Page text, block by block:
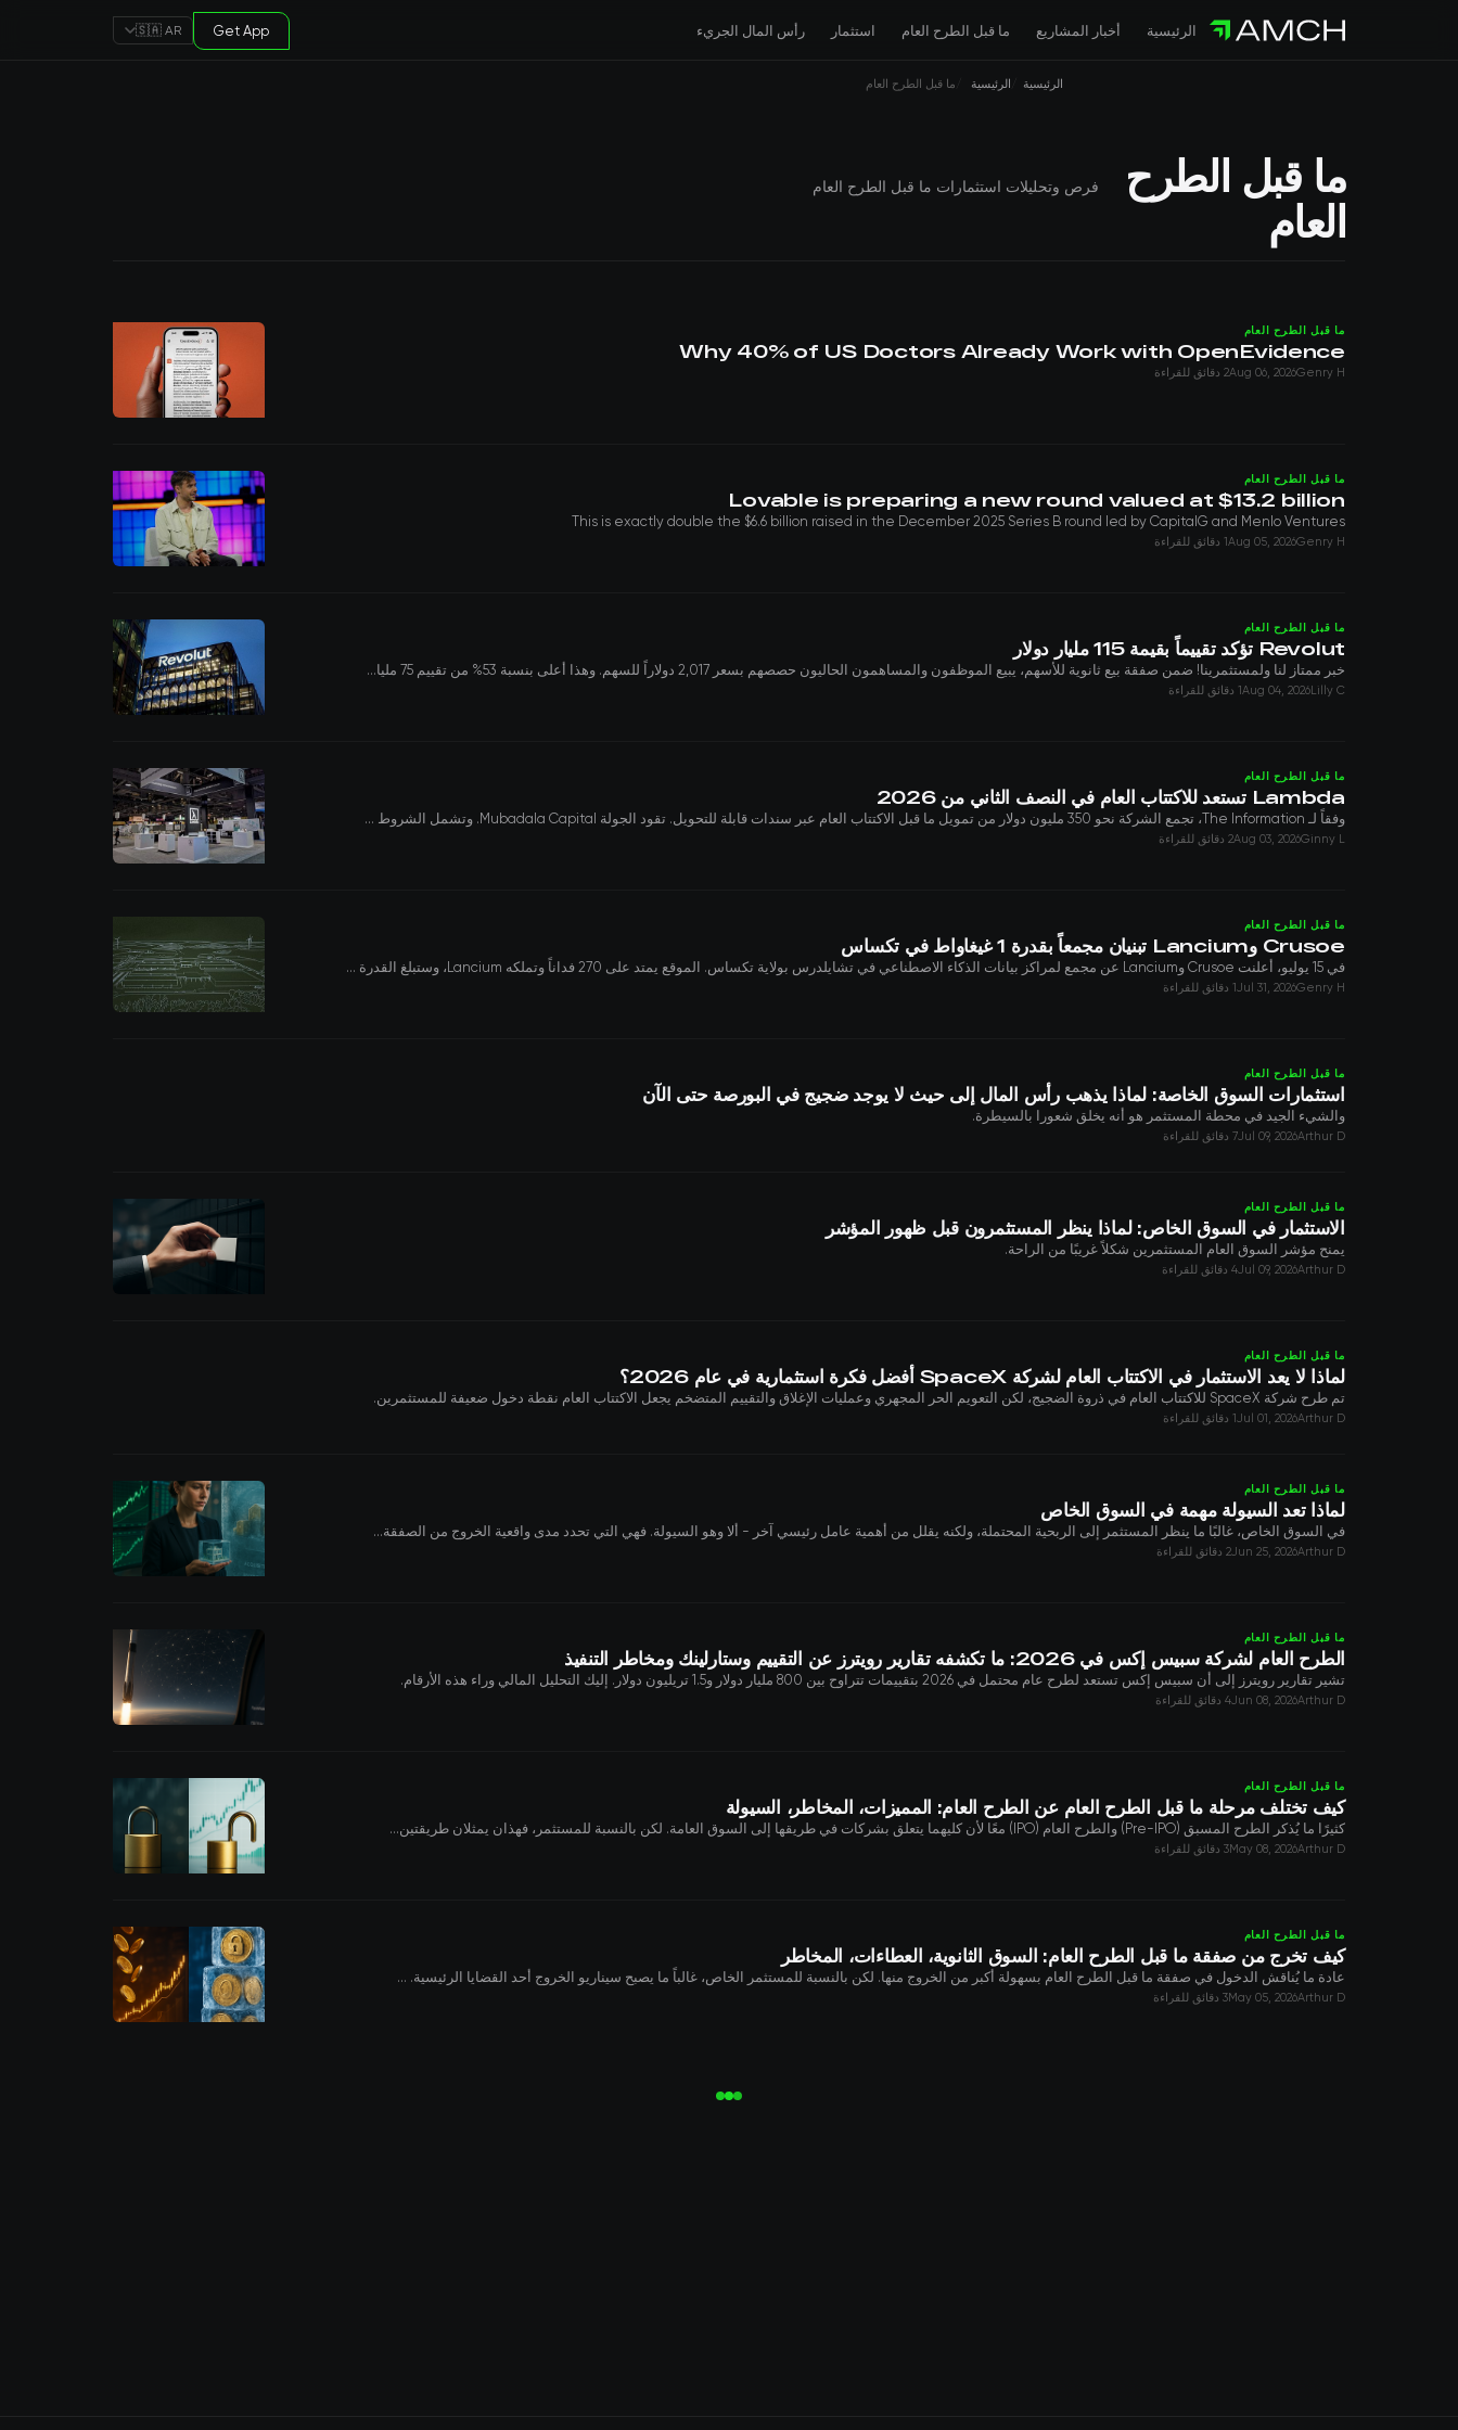
الرئيسية أخبار المشاريع ما قبل الطرح العام استثمار رأس المال الجريء 🇸🇦 AR Get App
الرئيسية الرئيسية ما قبل الطرح العام
ما قبل الطرح
العام
فرص وتحليلات استثمارات ما قبل الطرح العام
ما قبل الطرح العام
Why 40% of US Doctors Already Work with OpenEvidence
Genry H
Aug 06, 20262 دقائق للقراءة
ما قبل الطرح العام
Lovable is preparing a new round valued at $13.2 billion
This is exactly double the $6.6 billion raised in the December 2025 Series B round led by CapitalG and Menlo Ventures
Genry H
Aug 05, 20261 دقائق للقراءة
ما قبل الطرح العام
Revolut تؤكد تقييماً بقيمة 115 مليار دولار
خبر ممتاز لنا ولمستثمرينا! ضمن صفقة بيع ثانوية للأسهم، يبيع الموظفون والمساهمون الحاليون حصصهم بسعر 2,017 دولاراً للسهم. وهذا أعلى بنسبة 53% من تقييم 75 مليا...
Lilly C
Aug 04, 20261 دقائق للقراءة
ما قبل الطرح العام
Lambda تستعد للاكتتاب العام في النصف الثاني من 2026
وفقاً لـ The Information، تجمع الشركة نحو 350 مليون دولار من تمويل ما قبل الاكتتاب العام عبر سندات قابلة للتحويل. تقود الجولة Mubadala Capital. وتشمل الشروط ...
Ginny L
Aug 03, 20262 دقائق للقراءة
ما قبل الطرح العام
Crusoe وLancium تبنيان مجمعاً بقدرة 1 غيغاواط في تكساس
في 15 يوليو، أعلنت Crusoe وLancium عن مجمع لمراكز بيانات الذكاء الاصطناعي في تشايلدرس بولاية تكساس. الموقع يمتد على 270 فداناً وتملكه Lancium، وستبلغ القدرة ...
Genry H
Jul 31, 20261 دقائق للقراءة
ما قبل الطرح العام
استثمارات السوق الخاصة: لماذا يذهب رأس المال إلى حيث لا يوجد ضجيج في البورصة حتى الآن
والشيء الجيد في محطة المستثمر هو أنه يخلق شعورا بالسيطرة.
Arthur D
Jul 09, 20267 دقائق للقراءة
ما قبل الطرح العام
الاستثمار في السوق الخاص: لماذا ينظر المستثمرون قبل ظهور المؤشر
يمنح مؤشر السوق العام المستثمرين شكلاً غريبًا من الراحة.
Arthur D
Jul 09, 20264 دقائق للقراءة
ما قبل الطرح العام
لماذا لا يعد الاستثمار في الاكتتاب العام لشركة SpaceX أفضل فكرة استثمارية في عام 2026؟
تم طرح شركة SpaceX للاكتتاب العام في ذروة الضجيج، لكن التعويم الحر المجهري وعمليات الإغلاق والتقييم المتضخم يجعل الاكتتاب العام نقطة دخول ضعيفة للمستثمرين.
Arthur D
Jul 01, 20261 دقائق للقراءة
ما قبل الطرح العام
لماذا تعد السيولة مهمة في السوق الخاص
في السوق الخاص، غالبًا ما ينظر المستثمر إلى الربحية المحتملة، ولكنه يقلل من أهمية عامل رئيسي آخر - ألا وهو السيولة. فهي التي تحدد مدى واقعية الخروج من الصفقة...
Arthur D
Jun 25, 20262 دقائق للقراءة
ما قبل الطرح العام
الطرح العام لشركة سبيس إكس في 2026: ما تكشفه تقارير رويترز عن التقييم وستارلينك ومخاطر التنفيذ
تشير تقارير رويترز إلى أن سبيس إكس تستعد لطرح عام محتمل في 2026 بتقييمات تتراوح بين 800 مليار دولار و1.5 تريليون دولار. إليك التحليل المالي وراء هذه الأرقام.
Arthur D
Jun 08, 20264 دقائق للقراءة
ما قبل الطرح العام
كيف تختلف مرحلة ما قبل الطرح العام عن الطرح العام: المميزات، المخاطر، السيولة
كثيرًا ما يُذكر الطرح المسبق (Pre-IPO) والطرح العام (IPO) معًا لأن كليهما يتعلق بشركات في طريقها إلى السوق العامة. لكن بالنسبة للمستثمر، فهذان يمثلان طريقتين...
Arthur D
May 08, 20263 دقائق للقراءة
ما قبل الطرح العام
كيف تخرج من صفقة ما قبل الطرح العام: السوق الثانوية، العطاءات، المخاطر
عادة ما يُناقش الدخول في صفقة ما قبل الطرح العام بسهولة أكبر من الخروج منها. لكن بالنسبة للمستثمر الخاص، غالباً ما يصبح سيناريو الخروج أحد القضايا الرئيسية. ...
Arthur D
May 05, 20263 دقائق للقراءة